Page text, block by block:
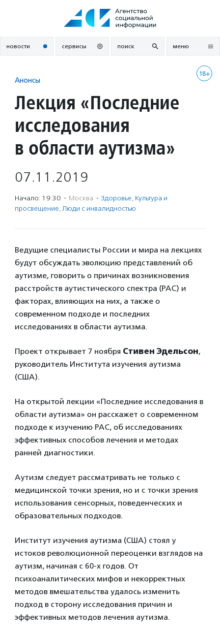
новости сервисы поиск меню
18+
Анонсы
Лекция «Последние
исследования
в области аутизма»
07.11.2019
Начало: 19:30 · Москва · Здоровье, Культура и
просвещение, Люди с инвалидностью
Ведущие специалисты России и мира на лекциях
будут обсуждать эволюцию представлений об
аутизме, говорить о причинах возникновения
расстройств аутистического спектра (РАС) и
факторах, влияющих на них, а также о
современном подходе и последних
исследованиях в области аутизма.
Проект открывает 7 ноября Стивен Эдельсон,
руководитель Института изучения аутизма
(США).
На открытой лекции «Последние исследования в
области аутизма» он расскажет о современном
подходе к изучению РАС, об исследованиях
эффективных способов лечения и методах
ранней диагностики.
Аутизм следует рассматривать не только с
медицинской точки зрения, но и с точки зрения
использования сенсорных, поведенческих и
образовательных подходов.
Институт изучения аутизма (США) стоял у
истоков революционной переоценки взглядов на
аутизм, начиная с 60-х годов. От
психоаналитических мифов и некорректных
методов вмешательства удалось изменить
подход в сторону исследования причин и
эффективных методов лечения аутизма.